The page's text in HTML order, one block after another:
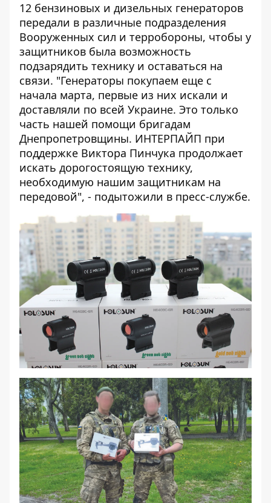
12 бензиновых и дизельных генераторов
передали в различные подразделения
Вооруженных сил и терробороны, чтобы у
защитников была возможность
подзарядить технику и оставаться на
связи. "Генераторы покупаем еще с
начала марта, первые из них искали и
доставляли по всей Украине. Это только
часть нашей помощи бригадам
Днепропетровщины. ИНТЕРПАЙП при
поддержке Виктора Пинчука продолжает
искать дорогостоящую технику,
необходимую нашим защитникам на
передовой", - подытожили в пресс-службе.